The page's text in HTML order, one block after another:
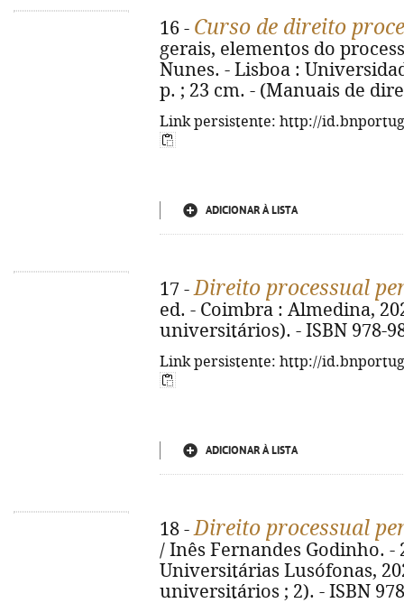
16 - Curso de direito
gerais, elementos do
Nunes. - Lisboa :
p. ; 23 cm. - (Manuais de
Link persistente: http://
ADICIONAR À LISTA
17 -Direito processual
ed. - Coimbra : Almedina,
universitários). - ISBN 978-
Link persistente: http://
ADICIONAR À LISTA
18 -Direito processual
/ Inês Fernandes Godinho. -
Universitárias Lusófonas,
universitários ; 2). - ISBN